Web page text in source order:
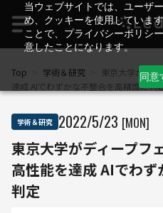
当ウェブサイトでは、ユーザ
め、クッキーを使用していま
ことで、プライバシーポリシ
意したことになります。
同意
Top 学術＆研究
東京大学がデ
達成 AIでわずかな不整合を高精度に判
学術＆研究 2022/5/23 [MON]
東京大学がディープフ
高性能を達成 AIでわ
判定